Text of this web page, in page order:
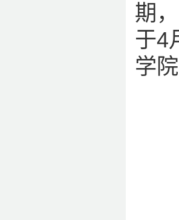
期
于4
学